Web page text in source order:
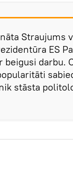
Straujums
ES
beigusi darbu.
stāsta